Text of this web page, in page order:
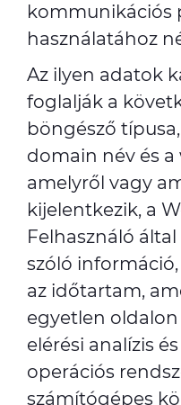
kommunikációs
használatához
Az ilyen adatok
foglalják a
böngésző
domain név és
amelyről vagy
kijelentkezik, a
Felhasználó
szóló
az időtartam,
egyetlen
elérési analízis
operációs
számítógépes